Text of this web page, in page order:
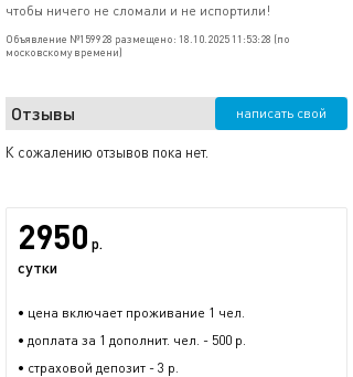
чтобы ничего не сломали и не испортили!
Объявление №159928 размещено: 18.10.2025 11:53:28 (по
московскому времени)
Отзывы написать свой
К сожалению отзывов пока нет.
2950 р.
сутки
• цена включает проживание 1 чел.
• доплата за 1 дополнит. чел. - 500 р.
• страховой депозит - 3 р.